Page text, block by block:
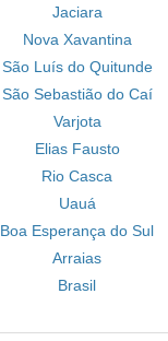
Jaciara
Nova Xavantina
São Luís do Quitunde
São Sebastião do Caí
Varjota
Elias Fausto
Rio Casca
Uauá
Boa Esperança do Sul
Arraias
Brasil